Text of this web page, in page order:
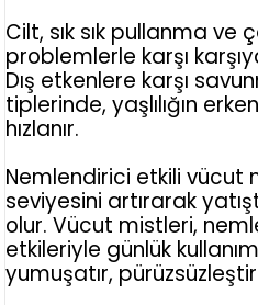
Cilt, sık sık pullanma
problemlerle karşı
Dış etkenlere karşı
tiplerinde, yaşlılığın
hızlanır.
Nemlendirici etkili vücut
seviyesini artırarak
olur. Vücut mistleri,
etkileriyle günlük
yumuşatır,